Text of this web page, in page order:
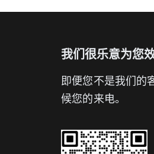
我们很乐意为您效
即便您不是我们的
候您的来电。